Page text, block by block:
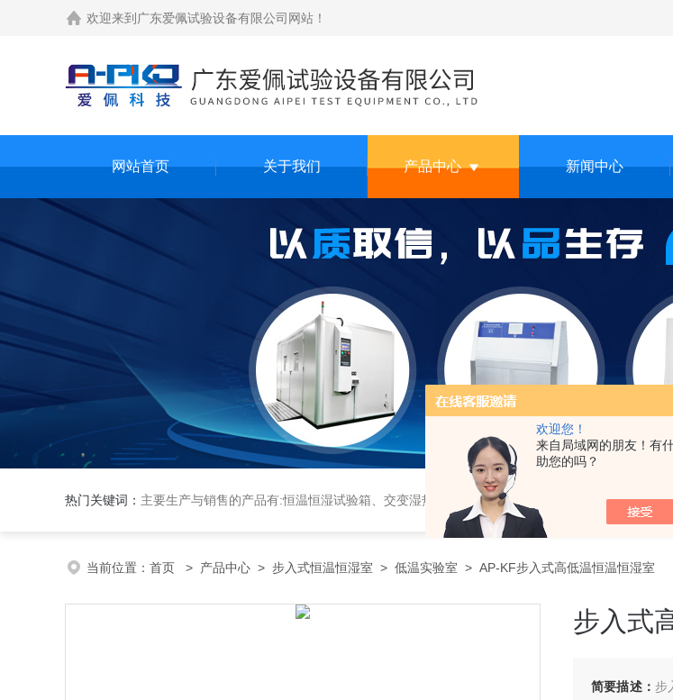
欢迎您！
来自局域网的朋友！有
助您的吗？
欢迎来到 广东爱佩试验设备有限公司网站 ！
网站首页 关于我们 产品中心 新闻中心
热门关键词： 主要生产与销售的产品有:恒温恒湿试验箱、交变湿热试验箱、高低温交变试验箱、冷热冲击实验箱、紫外光试验箱、氙灯老化箱、恒温恒湿实验室、沙尘试验箱、淋雨试验箱、盐水喷雾试验箱、各种振动试验台、拉力试验机、蒸汽老化试验机、跌落试验机、插拔力试验机、按健
当前位置： 首页 > 产品中心 > 步入式恒温恒湿室 > 低温实验室 > AP-KF步入式高低温恒温恒湿室
步入式
简要描述： 步